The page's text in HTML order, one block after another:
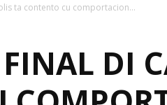
ta contento cu comportacion...
DI